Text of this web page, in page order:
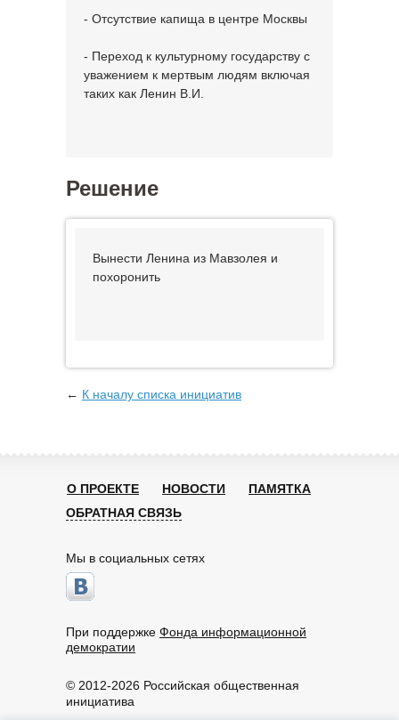
- Отсутствие капища в центре Москвы
- Переход к культурному государству с
уважением к мертвым людям включая
таких как Ленин В.И.
Решение
Вынести Ленина из Мавзолея и
похоронить
← К началу списка инициатив
© 2012-2026 Российская общественная
инициатива
О ПРОЕКТЕ НОВОСТИ
ПАМЯТКА
ОБРАТНАЯ СВЯЗЬ
Мы в социальных сетях
При поддержке Фонда информационной
демократии